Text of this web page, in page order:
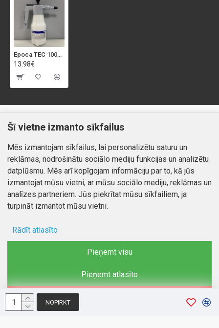
NOPIRKT
Epoca TEC 1000 EPDM 1ltr spiedienpudele sārmiem
13.98€
Klientiem
Kontakti
Preču atgriešana
Mans profils
Mans profils
Pasūtījumi
Piegāde un apmaksa
Atteikuma tiesības
Privātuma politika
Kontakti
Autortiesības © 2026, www.autobode.lv, Visas tiesības
Šī vietne izmanto sīkfailus
Mēs izmantojam sīkfailus, lai personalizētu saturu un
reklāmas, nodrošinātu sociālo mediju funkcijas un analizētu
datplūsmu. Mēs arī kopīgojam informāciju par to, kā jūs
izmantojat mūsu vietni, ar mūsu sociālo mediju, reklāmas un
analīzes partneriem. Jūs piekrītat mūsu sīkfailiem, ja
turpināt izmantot mūsu vietni.
Rādīt atlasīto
Reklāmas personalizēšana
Pieņemt visu
Pieņemt atlasīto